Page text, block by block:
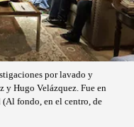
por lavado y
y Hugo Velázquez. Fue en
fondo, en el centro, de